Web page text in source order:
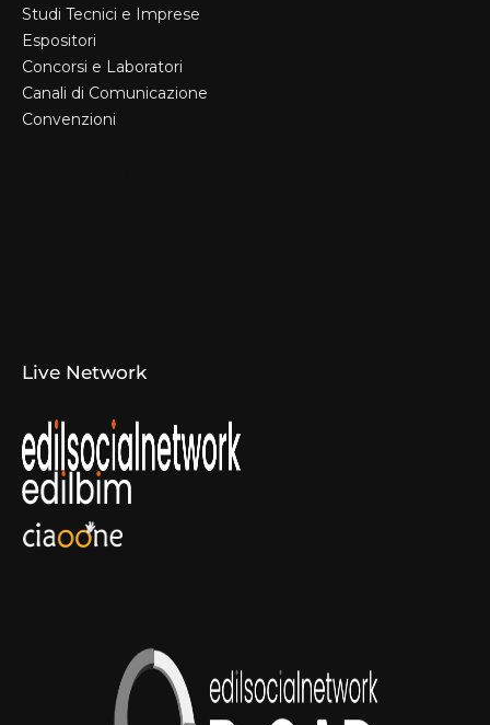
Studi Tecnici e Imprese
Espositori
Concorsi e Laboratori
Canali di Comunicazione
Convenzioni
Live Network